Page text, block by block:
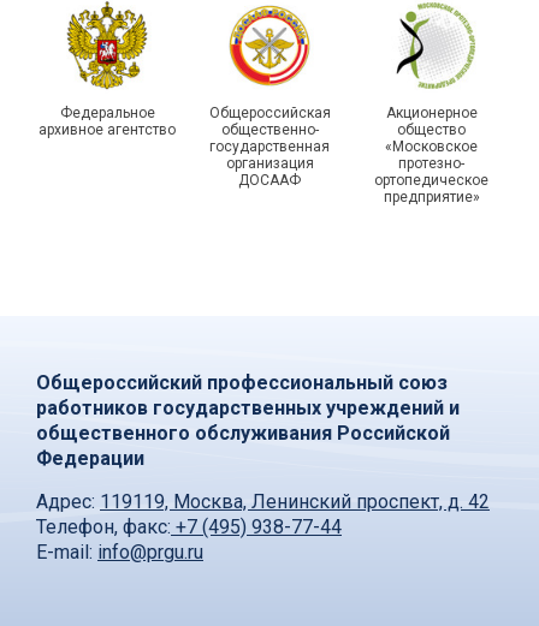
Федеральное
архивное агентство
Общероссийская
общественно-
государственная
организация
ДОСААФ
Акционерное
общество
«Московское
протезно-
ортопедическое
предприятие»
Общероссийский профессиональный союз
работников государственных учреждений и
общественного обслуживания Российской
Федерации
Адрес: 119119, Москва, Ленинский проспект, д. 42
Телефон, факс: +7 (495) 938-77-44
E-mail: info@prgu.ru